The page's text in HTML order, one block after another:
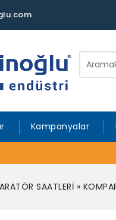
Kampanyalar
SAATLERİ »